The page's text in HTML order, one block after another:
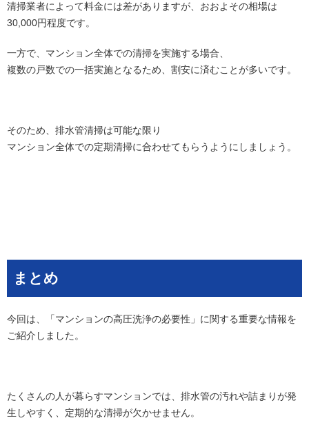
清掃業者によって料金には差がありますが、おおよその相場は
30,000円程度です。
一方で、マンション全体での清掃を実施する場合、
複数の戸数での一括実施となるため、割安に済むことが多いです。
そのため、排水管清掃は可能な限り
マンション全体での定期清掃に合わせてもらうようにしましょう。
まとめ
今回は、「マンションの高圧洗浄の必要性」に関する重要な情報を
ご紹介しました。
たくさんの人が暮らすマンションでは、排水管の汚れや詰まりが発
生しやすく、定期的な清掃が欠かせません。